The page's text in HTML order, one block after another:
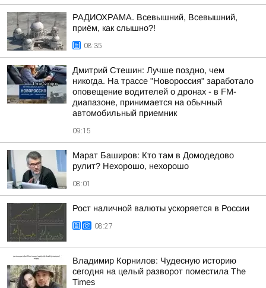
РАДИОХРАМА. Всевышний, Всевышний,
приём, как слышно?!
08:35
Дмитрий Стешин: Лучше поздно, чем
никогда. На трассе "Новороссия" заработало
оповещение водителей о дронах - в FM-
диапазоне, принимается на обычный
автомобильный приемник
09:15
Марат Баширов: Кто там в Домодедово
рулит? Нехорошо, нехорошо
08:01
Рост наличной валюты ускоряется в России
08:27
Владимир Корнилов: Чудесную историю
сегодня на целый разворот поместила The
Times